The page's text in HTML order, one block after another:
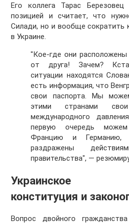
Его коллега Тарас
позицией и считает, что
Силади, но и вообще сократить
в Украине.
"Кое-где они
от друга! Зачем?
ситуации находятся
есть информация, что
свои паспорта. Мы
этими странами
международного
первую очередь
Францию и Германию,
раздражены
правительства", —
Украинское
конституция и
Вопрос двойного